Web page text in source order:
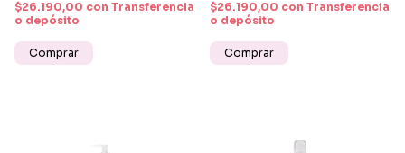
$26.190,00 con Transferencia
o depósito
$26.190,00 con Transferencia
o depósito